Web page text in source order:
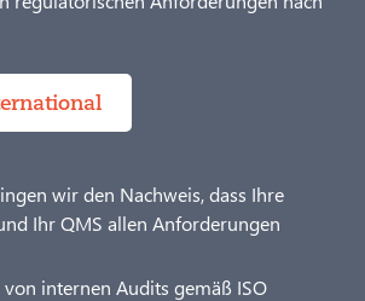
wir den Nachweis, dass Ihre
Ihr QMS allen Anforderungen
internen Audits gemäß ISO